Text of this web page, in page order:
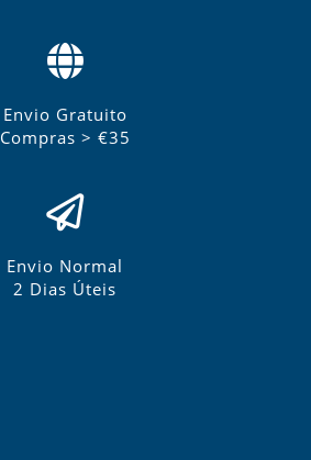
Envio Gratuito
Compras > €35
Envio Normal
2 Dias Úteis